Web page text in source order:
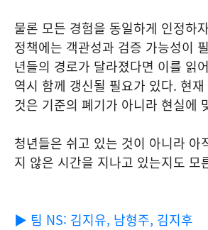
물론 모든 경험을 동일하게 인정하
정책에는 객관성과 검증 가능성이
년들의 경로가 달라졌다면 이를 읽
역시 함께 갱신될 필요가 있다. 현
것은 기준의 폐기가 아니라 현실에
청년들은 쉬고 있는 것이 아니라 아
지 않은 시간을 지나고 있는지도 모
▶ 팀 NS: 김지유, 남형주, 김지후